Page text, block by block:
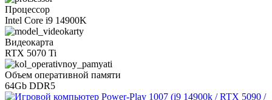
Процессор
Intel Core i9 14900K
Видеокарта
RTX 5070 Ti
Объем оперативной памяти
64Gb DDR5